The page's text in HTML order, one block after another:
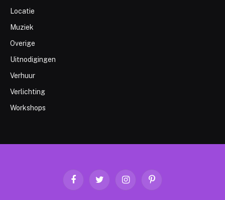
Locatie
Muziek
Overige
Uitnodigingen
Verhuur
Verlichting
Workshops
FacebookTwitter InstagramPinterest